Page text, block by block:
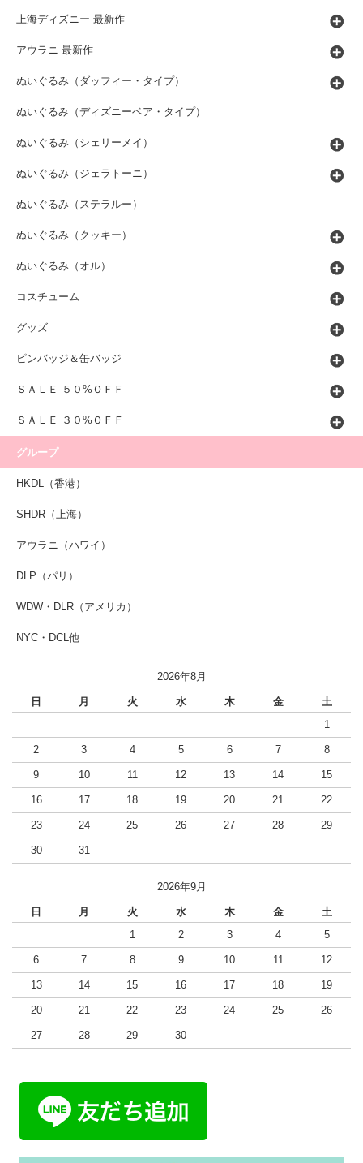
上海ディズニー 最新作
アウラニ 最新作
ぬいぐるみ（ダッフィー・タイプ）
ぬいぐるみ（ディズニーベア・タイプ）
ぬいぐるみ（シェリーメイ）
ぬいぐるみ（ジェラトーニ）
ぬいぐるみ（ステラルー）
ぬいぐるみ（クッキー）
ぬいぐるみ（オル）
コスチューム
グッズ
ピンバッジ＆缶バッジ
ＳＡＬＥ ５０%ＯＦＦ
ＳＡＬＥ ３０%ＯＦＦ
グループ
HKDL（香港）
SHDR（上海）
アウラニ（ハワイ）
DLP（パリ）
WDW・DLR（アメリカ）
NYC・DCL他
2026年8月
日 月 火 水 木 金
土
1
2 3 4 5 6 7 8
9 10 11 12 13 14 15
16 17 18 19 20 21 22
23 24 25 26 27 28 29
30 31
2026年9月
日 月 火 水 木 金
土
1
2 3 4 5
6 7 8 9 10 11 12
13 14 15 16 17 18 19
20 21 22 23 24 25 26
27 28 29 30